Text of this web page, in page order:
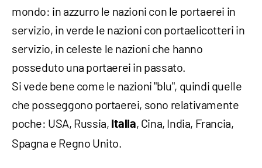
mondo: in azzurro le nazioni con le portaerei in
servizio, in verde le nazioni con portaelicotteri in
servizio, in celeste le nazioni che hanno
posseduto una portaerei in passato.
Si vede bene come le nazioni "blu", quindi quelle
che posseggono portaerei, sono relativamente
poche: USA, Russia, Italia, Cina, India, Francia,
Spagna e Regno Unito.